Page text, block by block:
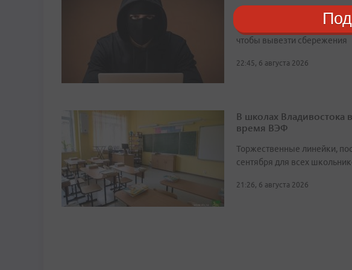
Злоумышленники
«службу безопасности
чтобы вывезти сбережения
22:45, 6 августа 2026
В школах Владивостока
время ВЭФ
Торжественные линейки,
сентября для всех
21:26, 6 августа 2026